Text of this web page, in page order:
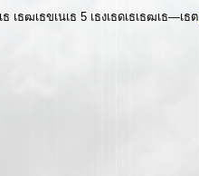
เธ เธฒเธขเนเธ 5 เธงเธดเธเธฒเธ—เธต